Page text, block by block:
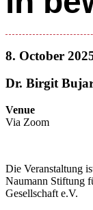
8. October
Dr. Birgit
Venue
Via Zoom
Die Veranstaltung
Naumann Stiftung
Gesellschaft e.V.